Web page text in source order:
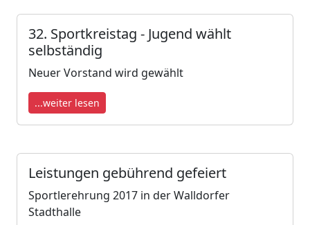
32. Sportkreistag - Jugend wählt
selbständig
Neuer Vorstand wird gewählt
...weiter lesen
Leistungen gebührend gefeiert
Sportlerehrung 2017 in der Walldorfer
Stadthalle